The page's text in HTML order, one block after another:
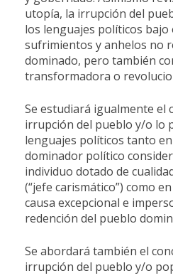
utopía, la irrupción del
los lenguajes políticos bajo
sufrimientos y anhelos no
dominado, pero también
transformadora o
Se estudiará igualmente el
irrupción del pueblo y/o lo
lenguajes políticos tanto
dominador político
individuo dotado de
(“jefe carismático”) como
causa excepcional e
redención del pueblo
Se abordará también el
irrupción del pueblo y/o